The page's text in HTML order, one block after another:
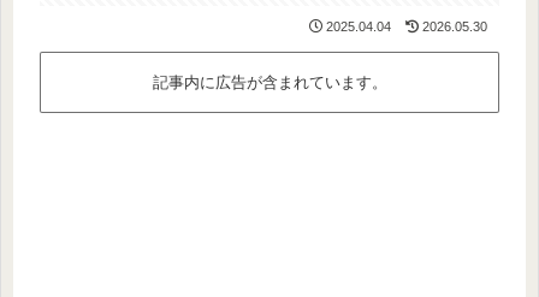
2025.04.04 2026.05.30
記事内に広告が含まれています。